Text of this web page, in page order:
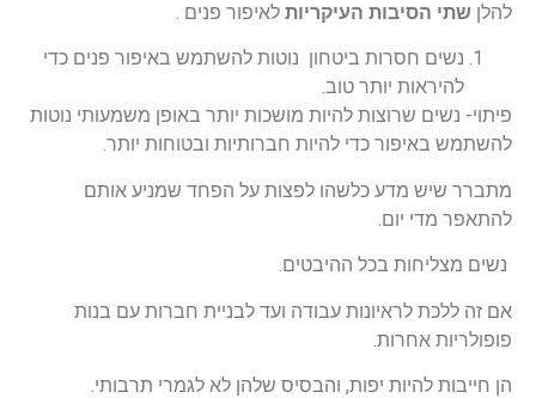
העיקריותלאיפור פנים .
חסרות ביטחון נוטות להשתמש באיפור פנים כדי
יותר טוב.
שרוצות להיות מושכות יותר באופן משמעותי נוטות
כדי להיות חברותיות ובטוחות יותר.
מדע כלשהו לפצות על הפחד שמניע אותם
יום.
בכל ההיבטים.
לראיונות עבודה ועד לבניית חברות עם בנות
אחרות.
להיות יפות, והבסיס שלהן לא לגמרי תרבותי.